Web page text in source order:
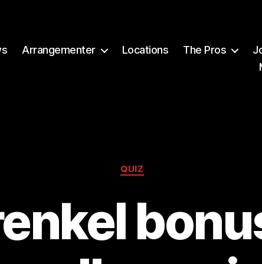
Arrangementer Locations The Pros
Kategorier
QUIZ
A